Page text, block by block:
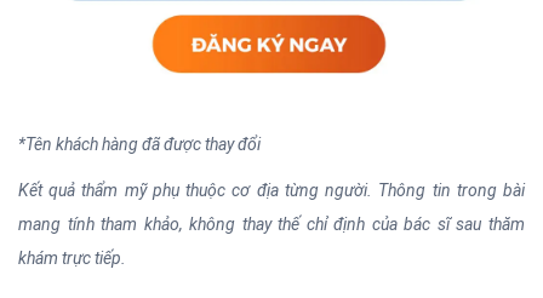
*Tên khách hàng đã được thay đổi
Kết quả thẩm mỹ phụ thuộc cơ địa từng người. Thông tin trong bài
mang tính tham khảo, không thay thế chỉ định của bác sĩ sau thăm
khám trực tiếp.